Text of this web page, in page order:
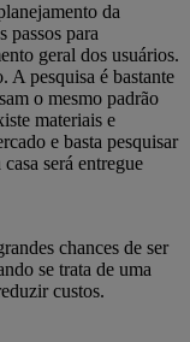
da
passos para
geral dos usuários.
A pesquisa é bastante
o mesmo padrão
materiais e
e basta pesquisar
será entregue
chances de ser
se trata de uma
custos.